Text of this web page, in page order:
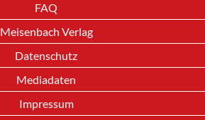
FAQ
Meisenbach Verlag
Datenschutz
Mediadaten
Impressum